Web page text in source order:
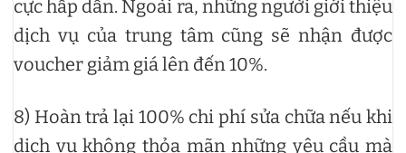
cực hấp dẫn. Ngoài ra, những người giới thiệu
dịch vụ của trung tâm cũng sẽ nhận được
voucher giảm giá lên đến 10%.
8) Hoàn trả lại 100% chi phí sửa chữa nếu khi
dịch vụ không thỏa mãn những yêu cầu mà